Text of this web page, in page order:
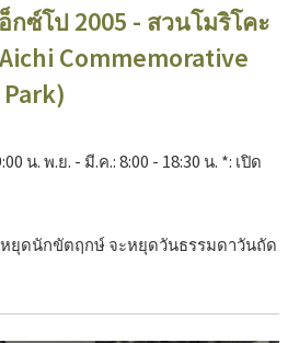
ซ์โป 2005 - สวนโมริโคะ
Commemorative
น. พ.ย. - มี.ค.: 8:00 - 18:30 น. *: เปิด
ยุดนักขัตฤกษ์ จะหยุดวันธรรมดาวันถัด